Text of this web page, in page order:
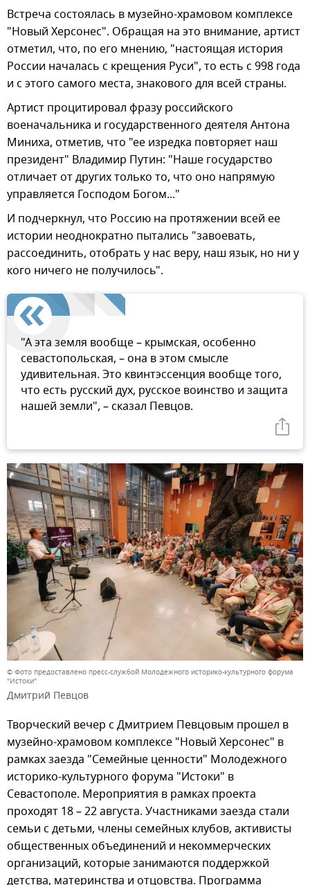
Встреча состоялась в музейно-храмовом комплексе
"Новый Херсонес". Обращая на это внимание, артист
отметил, что, по его мнению, "настоящая история
России началась с крещения Руси", то есть с 998 года
и с этого самого места, знакового для всей страны.
Артист процитировал фразу российского
военачальника и государственного деятеля Антона
Миниха, отметив, что "ее изредка повторяет наш
президент" Владимир Путин: "Наше государство
отличает от других только то, что оно напрямую
управляется Господом Богом..."
И подчеркнул, что Россию на протяжении всей ее
истории неоднократно пытались "завоевать,
рассоединить, отобрать у нас веру, наш язык, но ни у
кого ничего не получилось".
"А эта земля вообще – крымская, особенно
севастопольская, – она в этом смысле
удивительная. Это квинтэссенция вообще того,
что есть русский дух, русское воинство и защита
нашей земли", – сказал Певцов.
© Фото предоставлено пресс-службой Молодежного историко-культурного форума
"Истоки"
Дмитрий Певцов
Творческий вечер с Дмитрием Певцовым прошел в
музейно-храмовом комплексе "Новый Херсонес" в
рамках заезда "Семейные ценности" Молодежного
историко-культурного форума "Истоки" в
Севастополе. Мероприятия в рамках проекта
проходят 18 – 22 августа. Участниками заезда стали
семьи с детьми, члены семейных клубов, активисты
общественных объединений и некоммерческих
организаций, которые занимаются поддержкой
детства, материнства и отцовства. Программа